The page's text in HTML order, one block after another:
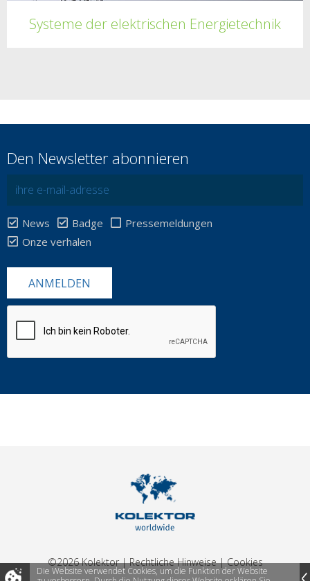
Systeme der elektrischen Energietechnik
Den Newsletter abonnieren
News Badge
Pressemeldungen
Onze verhalen
ANMELDEN
©2026 Kolektor|Rechtliche Hinweise|Cookies
Die Website verwendet Cookies, um die Funktion der Website